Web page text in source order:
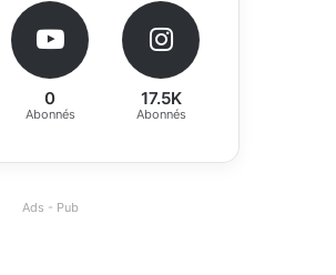
0
Abonnés
17.5K
Abonnés
Ads - Pub